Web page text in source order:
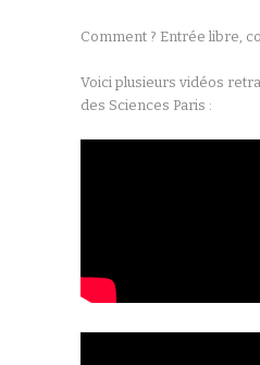
Comment ? Entrée libre,
Voici plusieurs vidéos
des Sciences Paris :